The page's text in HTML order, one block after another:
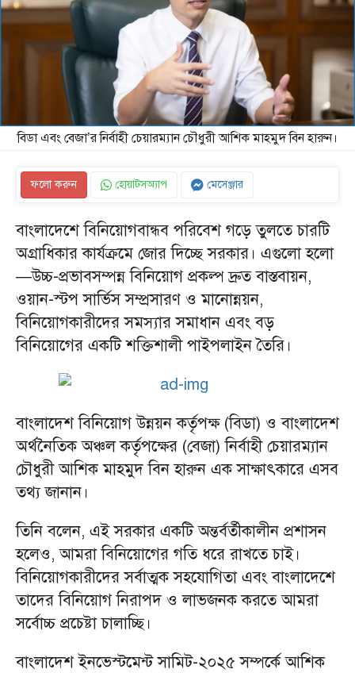
বিডা এবং বেজা’র নির্বাহী চেয়ারম্যান চৌধুরী আশিক মাহমুদ বিন হারুন।
ফলো করুন হোয়াটসঅ্যাপ মেসেঞ্জার
বাংলাদেশে বিনিয়োগবান্ধব পরিবেশ গড়ে তুলতে চারটি
অগ্রাধিকার কার্যক্রমে জোর দিচ্ছে সরকার। এগুলো হলো
—উচ্চ-প্রভাবসম্পন্ন বিনিয়োগ প্রকল্প দ্রুত বাস্তবায়ন,
ওয়ান-স্টপ সার্ভিস সম্প্রসারণ ও মানোন্নয়ন,
বিনিয়োগকারীদের সমস্যার সমাধান এবং বড়
বিনিয়োগের একটি শক্তিশালী পাইপলাইন তৈরি।
বাংলাদেশ বিনিয়োগ উন্নয়ন কর্তৃপক্ষ (বিডা) ও বাংলাদেশ
অর্থনৈতিক অঞ্চল কর্তৃপক্ষের (বেজা) নির্বাহী চেয়ারম্যান
চৌধুরী আশিক মাহমুদ বিন হারুন এক সাক্ষাৎকারে এসব
তথ্য জানান।
তিনি বলেন, এই সরকার একটি অন্তর্বর্তীকালীন প্রশাসন
হলেও, আমরা বিনিয়োগের গতি ধরে রাখতে চাই।
বিনিয়োগকারীদের সর্বাত্মক সহযোগিতা এবং বাংলাদেশে
তাদের বিনিয়োগ নিরাপদ ও লাভজনক করতে আমরা
সর্বোচ্চ প্রচেষ্টা চালাচ্ছি।
বাংলাদেশ ইনভেস্টমেন্ট সামিট-২০২৫ সম্পর্কে আশিক